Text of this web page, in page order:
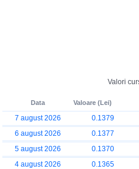
Valori
Data Valoare (Lei)
7 august 2026 0.1379
6 august 2026
0.1377
5 august 2026
0.1370
4 august 2026
0.1365